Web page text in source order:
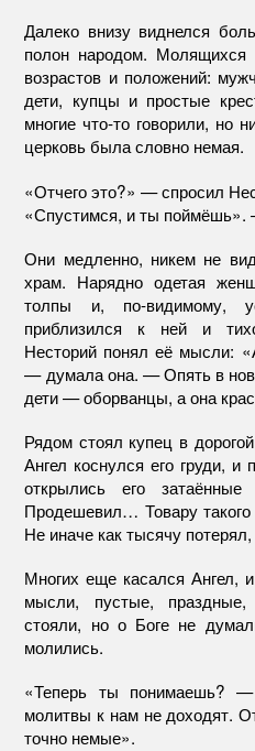
Далеко внизу виднелся
полон народом.
возрастов и положений:
дети, купцы и простые
многие что-то говорили, но
церковь была словно немая.
«Отчего это?» — спросил
«Спустимся, и ты поймёшь».
Они медленно, никем не
храм. Нарядно одетая
толпы и, по-видимому,
приблизился к ней и
Несторий понял её мысли:
— думала она. — Опять в
дети — оборванцы, а она
Рядом стоял купец в
Ангел коснулся его груди,
открылись его
Продешевил… Товару
Не иначе как тысячу
Многих еще касался
мысли, пустые,
стояли, но о Боге не
молились.
«Теперь ты понимаешь?
молитвы к нам не доходят.
точно немые».